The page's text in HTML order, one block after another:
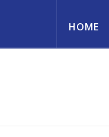
HOME